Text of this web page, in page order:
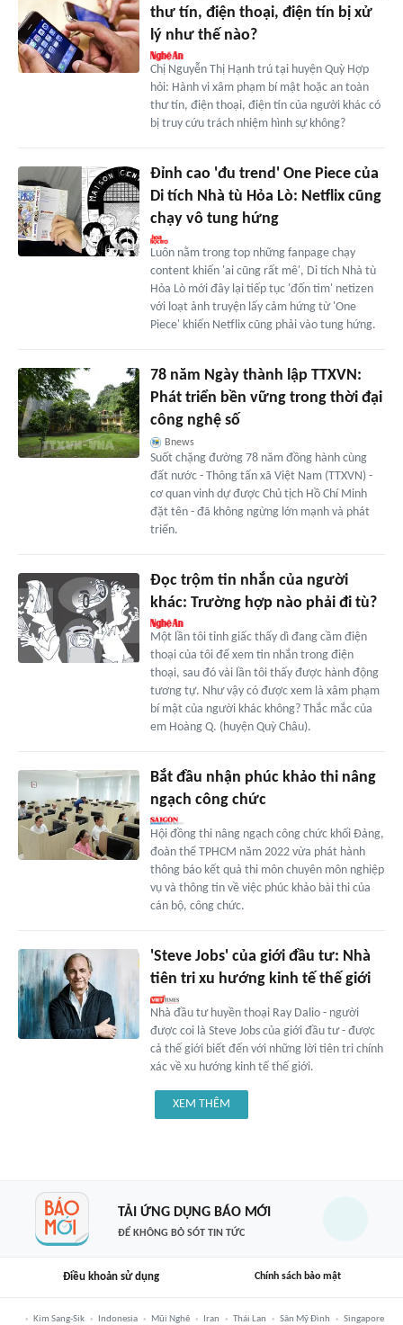
thư tín, điện thoại, điện tín bị xử
lý như thế nào?
Chị Nguyễn Thị Hạnh trú tại huyện Quỳ Hợp
hỏi: Hành vi xâm phạm bí mật hoặc an toàn
thư tín, điện thoại, điện tín của người khác có
bị truy cứu trách nhiệm hình sự không?
Đỉnh cao 'đu trend' One Piece của
Di tích Nhà tù Hỏa Lò: Netflix cũng
chạy vô tung hứng
Luôn nằm trong top những fanpage chạy
content khiến 'ai cũng rất mê', Di tích Nhà tù
Hỏa Lò mới đây lại tiếp tục 'đốn tim' netizen
với loạt ảnh truyện lấy cảm hứng từ 'One
Piece' khiến Netflix cũng phải vào tung hứng.
78 năm Ngày thành lập TTXVN:
Phát triển bền vững trong thời đại
công nghệ số
Bnews
Suốt chặng đường 78 năm đồng hành cùng
đất nước - Thông tấn xã Việt Nam (TTXVN) -
cơ quan vinh dự được Chủ tịch Hồ Chí Minh
đặt tên - đã không ngừng lớn mạnh và phát
triển.
Đọc trộm tin nhắn của người
khác: Trường hợp nào phải đi tù?
Một lần tôi tỉnh giấc thấy dì đang cầm điện
thoại của tôi để xem tin nhắn trong điện
thoại, sau đó vài lần tôi thấy được hành động
tương tự. Như vậy có được xem là xâm phạm
bí mật của người khác không? Thắc mắc của
em Hoàng Q. (huyện Quỳ Châu).
Bắt đầu nhận phúc khảo thi nâng
ngạch công chức
Hội đồng thi nâng ngạch công chức khối Đảng,
đoàn thể TPHCM năm 2022 vừa phát hành
thông báo kết quả thi môn chuyên môn nghiệp
vụ và thông tin về việc phúc khảo bài thi của
cán bộ, công chức.
'Steve Jobs' của giới đầu tư: Nhà
tiên tri xu hướng kinh tế thế giới
Nhà đầu tư huyền thoại Ray Dalio - người
được coi là Steve Jobs của giới đầu tư - được
cả thế giới biết đến với những lời tiên tri chính
xác về xu hướng kinh tế thế giới.
XEM THÊM
TẢI ỨNG DỤNG BÁO MỚI
ĐỂ KHÔNG BỎ SÓT TIN TỨC
Điều khoản sử dụng Chính sách bảo mật
Kim Sang-Sik Indonesia Mũi Nghê Iran Thái Lan Sân Mỹ Đình Singapore